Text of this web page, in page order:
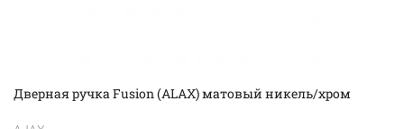
Дверная ручка Fusion (ALAX) матовый никель/хром